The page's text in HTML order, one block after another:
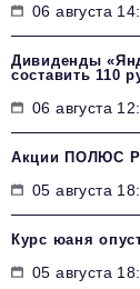
06 августа
Дивиденды
составить 110
06 августа
Акции ПОЛЮС
05 августа
Курс юаня
05 августа